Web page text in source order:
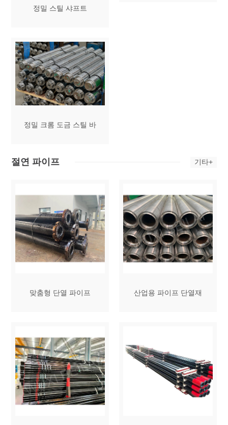
정밀 스틸 샤프트
정밀 크롬 도금 스틸 바
절연 파이프 기타+
맞춤형 단열 파이프 산업용 파이프 단열재